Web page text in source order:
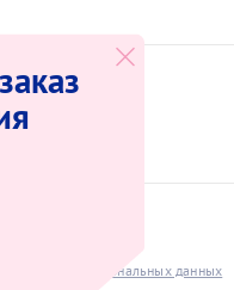
обработки персональных данных